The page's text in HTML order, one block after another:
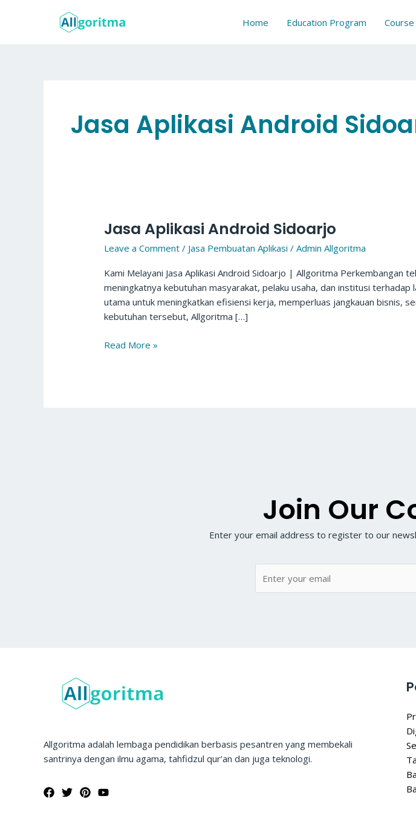
Home Education Program
Jasa Aplikasi Android
Jasa Aplikasi Android Sidoarjo
Leave a Comment / Jasa Pembuatan Aplikasi /Admin Allgoritma
Kami Melayani Jasa Aplikasi Android Sidoarjo | Allgoritma Perkembangan
meningkatnya kebutuhan masyarakat, pelaku usaha, dan institusi
utama untuk meningkatkan efisiensi kerja, memperluas jangkauan bisnis,
kebutuhan tersebut, Allgoritma […]
Jasa
Android
Sidoarjo
Read More »
Join Our
Enter your email address to register to our
Allgoritma adalah lembaga pendidikan berbasis pesantren yang membekali
santrinya dengan ilmu agama, tahfidzul qur’an dan juga teknologi.